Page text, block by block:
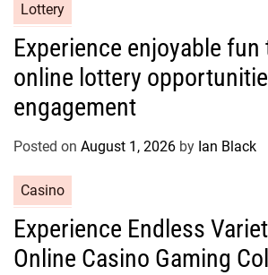
a
e
o
r
s
Lottery
Experience enjoyable
online lottery
engagement
Posted on August 1, 2026 by Ian Black
a
e
Casino
Experience Endless
Online Casino Gaming